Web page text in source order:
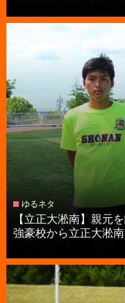
ゆるネタ
【立正大淞南】親元
強豪校から立正大淞